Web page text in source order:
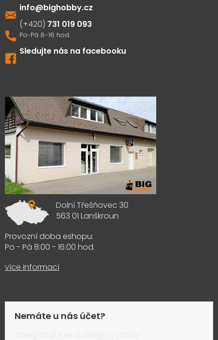
info@bighobby.cz
731 019 093
Sledujte nás na facebooku
Dolní Třešňovec 30
563 01 Lanškroun
Provozní doba eshopu:
Po - Pá 8:00 - 16:00 hod.
více informací
Nemáte u nás účet?